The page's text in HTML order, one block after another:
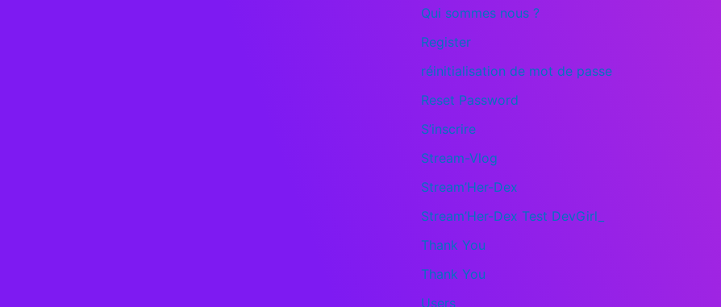
Qui sommes nous ?
Register
réinitialisation de mot de passe
Reset Password
S’inscrire
Stream-Vlog
Stream’Her-Dex
Stream’Her-Dex Test DevGirl_
Thank You
Thank You
Users